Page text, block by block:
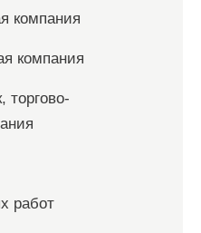
компания
компания
торгово-
работ